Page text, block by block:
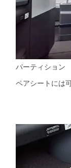
パーティション
ペアシートには